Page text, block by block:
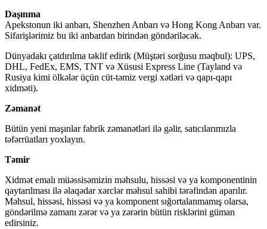
Daşınma
Apekstonun iki anbarı, Shenzhen Anbarı və Hong Kong Anbarı var.
Sifarişlərimiz bu iki anbardan birindən göndəriləcək.
Dünyadakı çatdırılma təklif edirik (Müştəri sorğusu məqbul): UPS,
DHL, FedEx, EMS, TNT və Xüsusi Express Line (Tayland və
Rusiya kimi ölkələr üçün cüt-təmiz vergi xətləri və qapı-qapı
xidməti).
Zəmanət
Bütün yeni maşınlar fabrik zəmanətləri ilə gəlir, satıcılarımızla
təfərrüatları yoxlayın.
Təmir
Xidmət emalı müəssisəmizin məhsulu, hissəsi və ya komponentinin
qaytarılması ilə əlaqədar xərclər məhsul sahibi tərəfindən aparılır.
Məhsul, hissəsi, hissəsi və ya komponent sığortalanmamış olarsa,
göndərilmə zamanı zərər və ya zərərin bütün risklərini güman
edirsiniz.